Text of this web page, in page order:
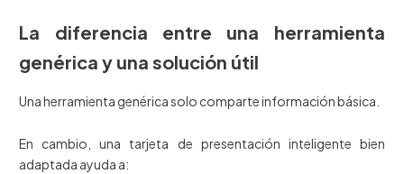
La diferencia entre una herramienta
genérica y una solución útil
Una herramienta genérica solo comparte información básica.
En cambio, una tarjeta de presentación inteligente bien
adaptada ayuda a: